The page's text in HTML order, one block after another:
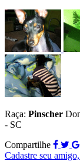
Raça: Pinscher
- SC
Compartilhe
Cadastre seu